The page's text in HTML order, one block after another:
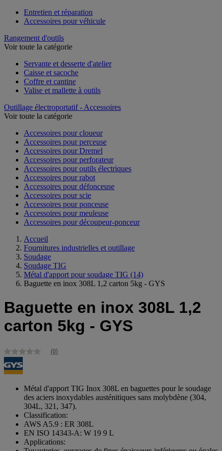
Entretien et réparation
Accessoires pour véhicule
Rangement d'outils
Voir toute la catégorie
Servante et desserte d'atelier
Caisse et sacoche
Coffre et cantine
Valise et mallette à outils
Outillage électroportatif - Accessoires
Voir toute la catégorie
Accessoires pour cloueur
Accessoires pour perceuse
Accessoires pour Dremel
Accessoires pour perforateur
Accessoires pour outils électriques
Accessoires pour rabot
Accessoires pour défonceuse
Accessoires pour scie
Accessoires pour ponceuse
Accessoires pour meuleuse
Accessoires pour découpeur-ponceur
Accueil
Fournitures industrielles et outillage
Soudage
Soudage TIG
Métal d'apport pour soudage TIG (14)
Baguette en inox 308L 1,2 carton 5kg - GYS
Baguette en inox 308L 1,2
carton 5kg - GYS
Aucune
valeur
de
Lien
page.
(0)
Métal d'apport TIG Inox 308L en baguettes pour le soudage
des aciers inoxydables austénitiques sans molybdène (304,
304L, 321, 347).
Classification:
AWS A5.9 : ER 308L
EN ISO 14343-A: W 19 9 L
Applications: